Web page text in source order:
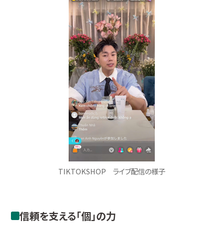
TIKTOKSHOP ライブ配信の様子
信頼を支える「個」の力